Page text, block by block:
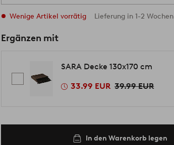
Wenige Artikel vorrätig Lieferung in 1-2 Wochen
Ergänzen mit
SARA Decke 130x170 cm
33.99 EUR 39.99 EUR
In den Warenkorb legen